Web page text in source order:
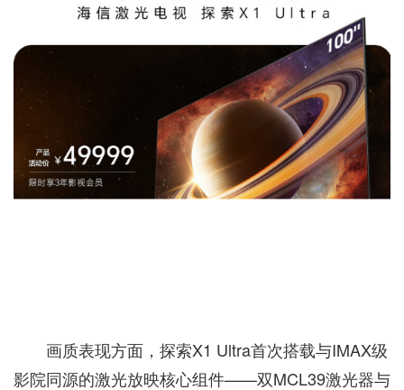
画质表现方面，探索X1 Ultra首次搭载与IMAX级
影院同源的激光放映核心组件——双MCL39激光器与